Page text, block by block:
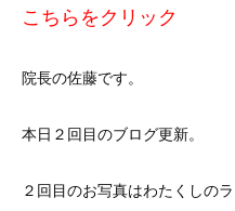
こちらをクリック
院長の佐藤です。
本日２回目のブログ更新。
２回目のお写真はわたくしの